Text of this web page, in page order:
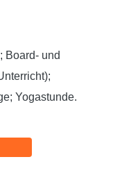
Board- und
Yogastunde.